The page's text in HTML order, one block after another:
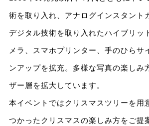
術を取り入れ、アナログインスタント
デジタル技術を取り入れたハイブリッ
メラ、スマホプリンター、手のひらサ
ンアップを拡充。多様な写真の楽しみ
ザー層を拡大しています。
本イベントではクリスマスツリーを用
つかったクリスマスの楽しみ方をご提